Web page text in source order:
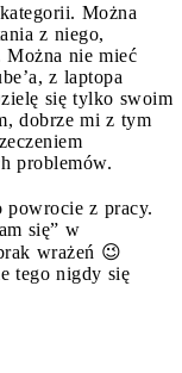
Można
z niego,
nie mieć
z laptopa
się tylko swoim
dobrze mi z tym
problemów.
powrocie z pracy.
się” w
wrażeń 😉
tego nigdy się